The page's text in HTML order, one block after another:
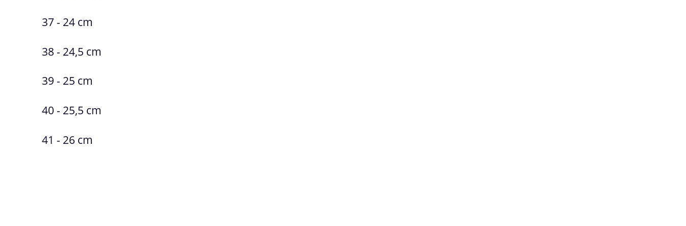
37 - 24 cm
38 - 24,5 cm
39 - 25 cm
40 - 25,5 cm
41 - 26 cm